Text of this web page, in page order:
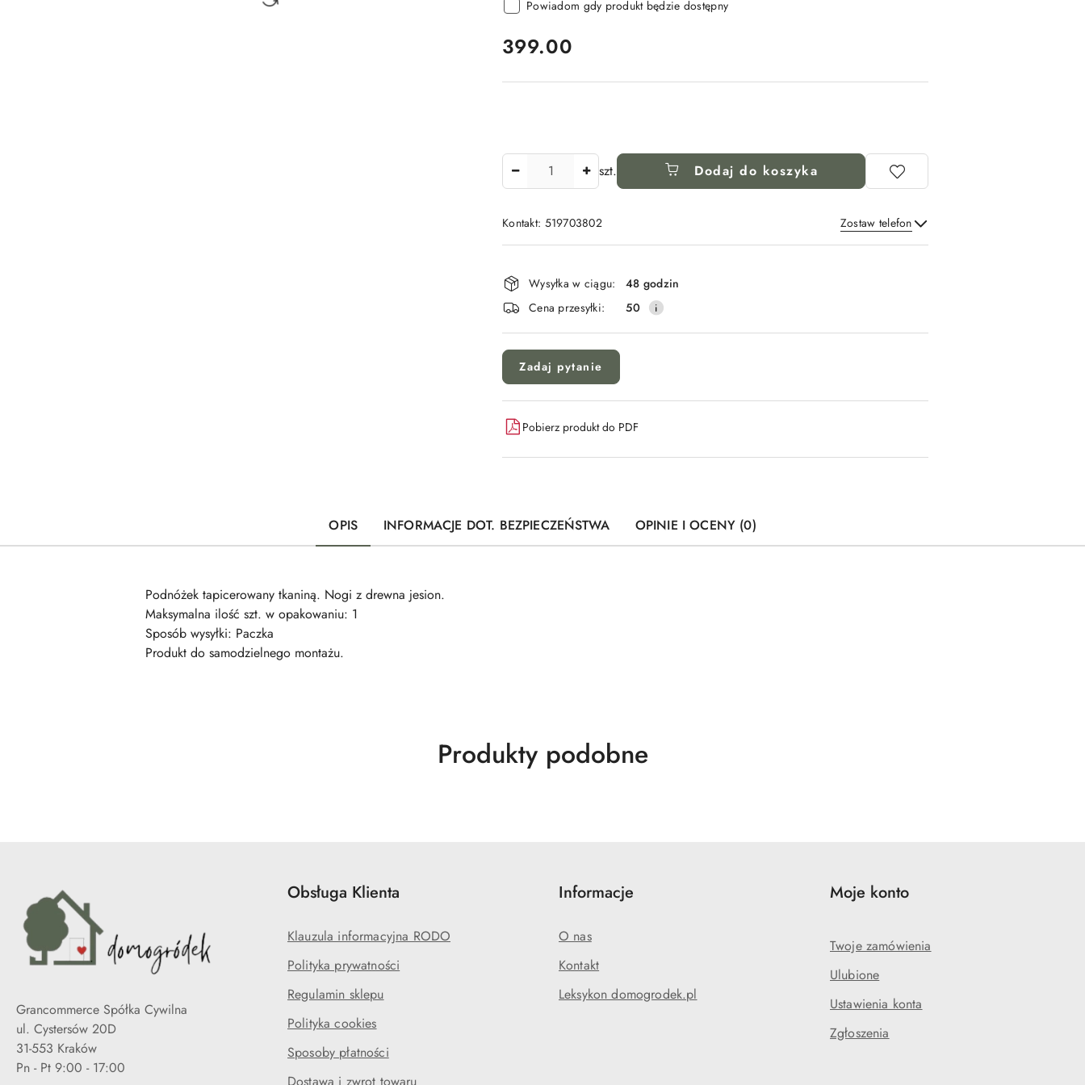
Powiadom gdy produkt będzie dostępny
cena:
399.00
szt. Dodaj do koszyka
Kontakt: 519703802 Zostaw telefon
Wyślij
i
dostawa
Wysyłka w ciągu:
48 godzin
Cena przesyłki:
50
Zadaj pytanie
Pobierz produkt do PDF
OPIS INFORMACJE DOT. BEZPIECZEŃSTWA OPINIE I OCENY (0)
Podnóżek tapicerowany tkaniną. Nogi z drewna jesion.
Maksymalna ilość szt. w opakowaniu: 1
Sposób wysyłki: Paczka
Produkt do samodzielnego montażu.
Produkty
Produkty podobne
Grancommerce Spółka Cywilna
ul. Cystersów 20D
31-553 Kraków
Pn - Pt 9:00 - 17:00
Obsługa Klienta
Klauzula informacyjna RODO
Polityka prywatności
Regulamin sklepu
Polityka cookies
Sposoby płatności
Informacje
O nas
Kontakt
Leksykon domogrodek.pl
Moje konto
Twoje zamówienia
Ulubione
Ustawienia konta
Zgłoszenia